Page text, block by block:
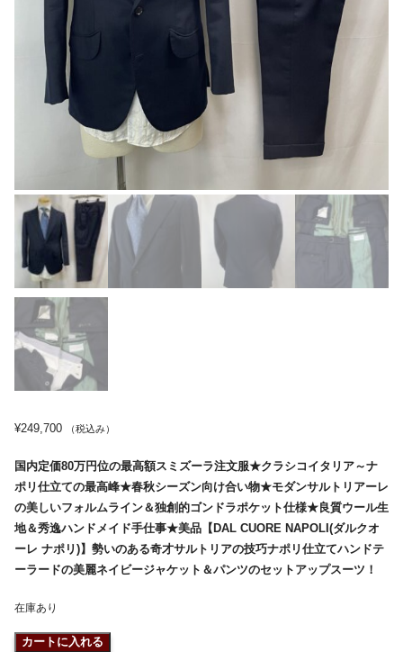
¥249,700 （税込み）
国内定価80万円位の最高額スミズーラ注文服★クラシコイタリア～ナ
ポリ仕立ての最高峰★春秋シーズン向け合い物★モダンサルトリアーレ
の美しいフォルムライン＆独創的ゴンドラポケット仕様★良質ウール生
地＆秀逸ハンドメイド手仕事★美品【DAL CUORE NAPOLI(ダルクオ
ーレ ナポリ)】勢いのある奇才サルトリアの技巧ナポリ仕立てハンドテ
ーラードの美麗ネイビージャケット＆パンツのセットアップスーツ！
在庫あり
カートに入れる